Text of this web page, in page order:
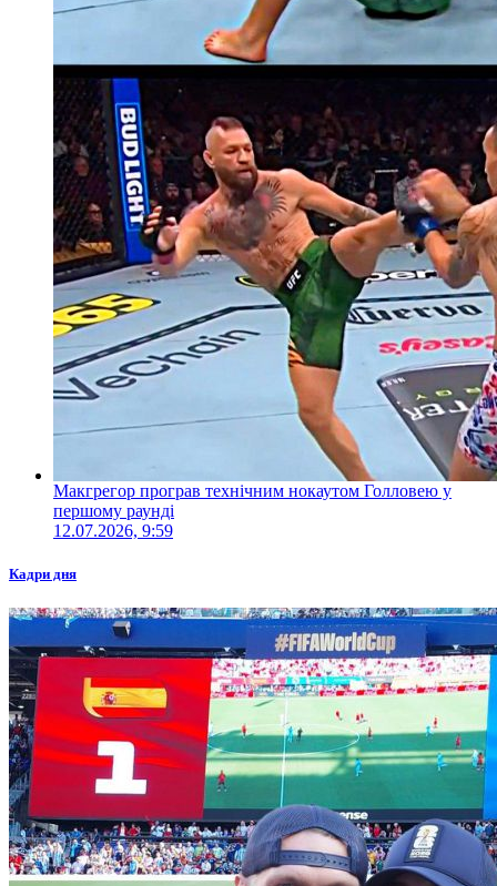
Макгрегор програв технічним нокаутом Голловею у
першому раунді
12.07.2026, 9:59
Кадри дня